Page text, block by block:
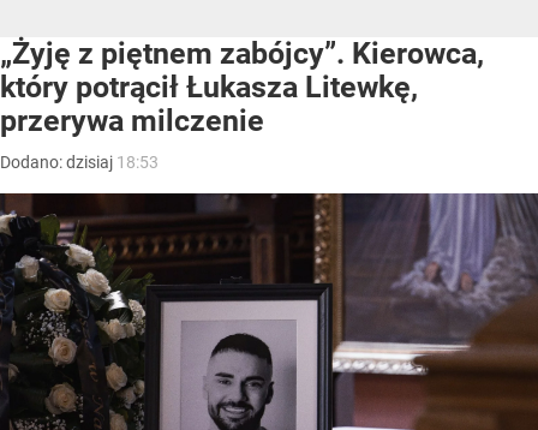
„Żyję z piętnem zabójcy”. Kierowca,
który potrącił Łukasza Litewkę,
przerywa milczenie
Dodano:dzisiaj 18:53